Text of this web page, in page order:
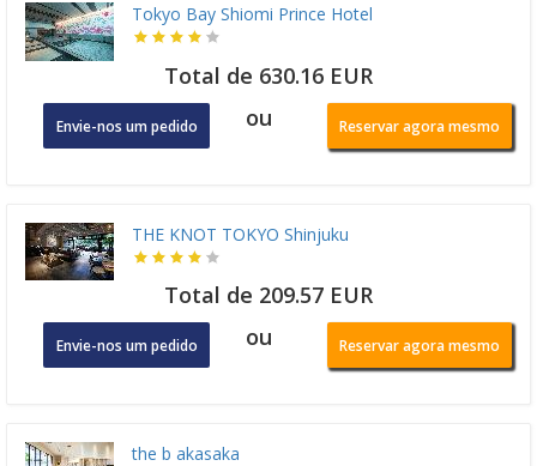
Tokyo Bay Shiomi Prince Hotel
Total de 630.16 EUR
Envie-nos um pedido ou Reservar agora mesmo
THE KNOT TOKYO Shinjuku
Total de 209.57 EUR
Envie-nos um pedido ou Reservar agora mesmo
the b akasaka